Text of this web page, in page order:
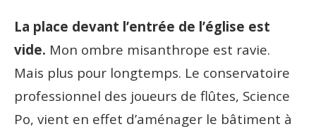
La place devant l’entrée de l’église est
vide. Mon ombre misanthrope est ravie.
Mais plus pour longtemps. Le conservatoire
professionnel des joueurs de flûtes, Science
Po, vient en effet d’aménager le bâtiment à